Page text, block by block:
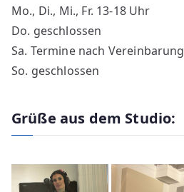
Mo., Di., Mi., Fr. 13-18 Uhr
Do. geschlossen
Sa. Termine nach Vereinbarung
So. geschlossen
Grüße aus dem Studio: